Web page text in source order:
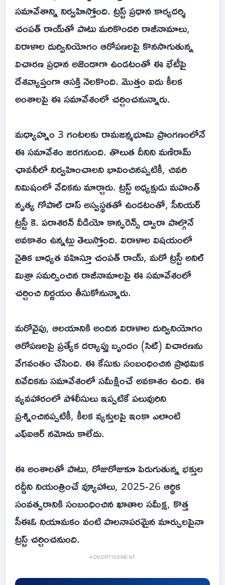
సమావేశాన్ని నిర్వహిస్తోంది. ట్రస్ట్ ప్రధాన కార్యదర్శి
చంపత్ రాయ్‌తో పాటు మరికొందరి రాజీనామాలు,
విరాళాల దుర్వినియోగం ఆరోపణలపై కొనసాగుతున్న
విచారణ ప్రధాన అజెండాగా ఉండటంతో ఈ భేటీపై
దేశవ్యాప్తంగా ఆసక్తి నెలకొంది. మొత్తం ఐదు కీలక
అంశాలపై ఈ సమావేశంలో చర్చించనున్నారు.
మధ్యాహ్నం 3 గంటలకు రామజన్మభూమి ప్రాంగణంలోనే
ఈ సమావేశం జరగనుంది. తొలుత దీనిని మణిరామ్
ఛావనీలో నిర్వహించాలని భావించినప్పటికీ, చివరి
నిమిషంలో వేదికను మార్చారు. ట్రస్ట్ అధ్యక్షుడు మహంత్
నృత్య గోపాల్ దాస్ అస్వస్థతతో ఉండటంతో, సీనియర్
ట్రస్టీ కె. పరాశరన్ వీడియో కాన్ఫరెన్స్ ద్వారా పాల్గొనే
అవకాశం ఉన్నట్లు తెలుస్తోంది. విరాళాల విషయంలో
నైతిక బాధ్యత వహిస్తూ చంపత్ రాయ్, మరో ట్రస్టీ అనిల్
మిశ్రా సమర్పించిన రాజీనామాలపై ఈ సమావేశంలో
చర్చించి నిర్ణయం తీసుకోనున్నారు.
మరోవైపు, ఆలయానికి అందిన విరాళాల దుర్వినియోగం
ఆరోపణలపై ప్రత్యేక దర్యాప్తు బృందం (సిట్) విచారణను
వేగవంతం చేసింది. ఈ కేసుకు సంబంధించిన ప్రాథమిక
నివేదికను సమావేశంలో సమీక్షించే అవకాశం ఉంది. ఈ
వ్యవహారంలో పోలీసులు ఇప్పటికే పలువురిని
ప్రశ్నించినప్పటికీ, కీలక వ్యక్తులపై ఇంకా ఎలాంటి
ఎఫ్‌ఐఆర్ నమోదు కాలేదు.
ఈ అంశాలతో పాటు, రోజురోజుకూ పెరుగుతున్న భక్తుల
రద్దీని నియంత్రించే వ్యూహాలు, 2025-26 ఆర్థిక
సంవత్సరానికి సంబంధించిన ఖాతాల సమీక్ష, కొత్త
సీఈఓ నియామకం వంటి పాలనాపరమైన మార్పులపైనా
ట్రస్ట్ చర్చించనుంది.
ADVERTISEMENT